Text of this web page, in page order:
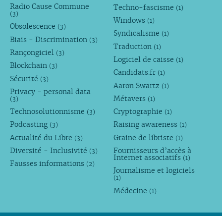
Radio Cause Commune
(3)
Obsolescence (3)
Biais - Discrimination (3)
Rançongiciel (3)
Blockchain (3)
Sécurité (3)
Privacy - personal data
(3)
Technosolutionnisme (3)
Podcasting (3)
Actualité du Libre (3)
Diversité - Inclusivité (3)
Fausses informations (2)
Techno-fascisme (1)
Windows (1)
Syndicalisme (1)
Traduction (1)
Logiciel de caisse (1)
Candidats.fr (1)
Aaron Swartz (1)
Métavers (1)
Cryptographie (1)
Raising awareness (1)
Graine de libriste (1)
Fournisseurs d’accès à
Internet associatifs (1)
Journalisme et logiciels
(1)
Médecine (1)